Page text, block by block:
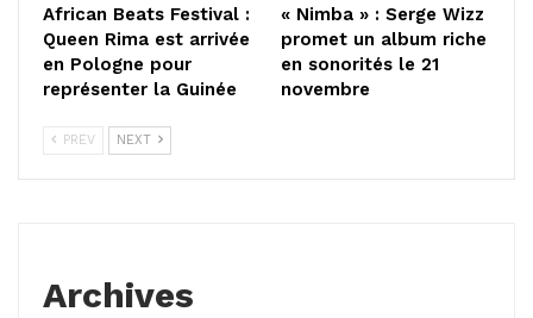
African Beats Festival :
Queen Rima est arrivée
en Pologne pour
représenter la Guinée
« Nimba » : Serge Wizz
promet un album riche
en sonorités le 21
novembre
PREV NEXT
Archives